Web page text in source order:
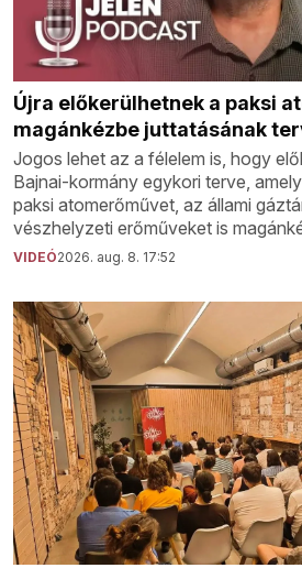
Újra előkerülhetnek a paksi
magánkézbe juttatásának
Jogos lehet az a félelem is, hogy
Bajnai-kormány egykori terve,
paksi atomerőművet, az állami
vészhelyzeti erőműveket is
VIDEÓ2026. aug. 8. 17:52